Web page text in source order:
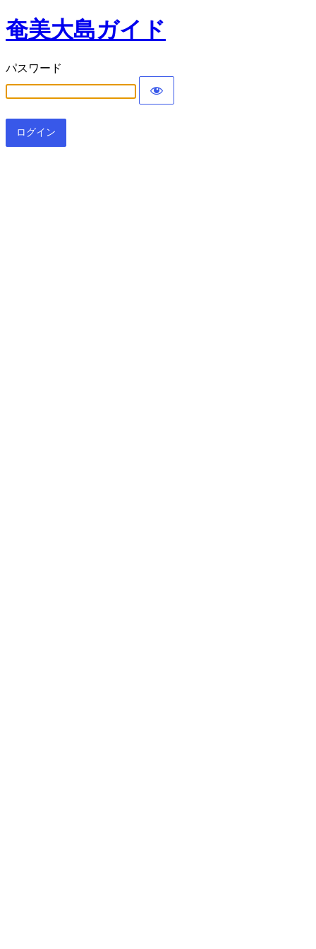
奄美大島ガイド
パスワード